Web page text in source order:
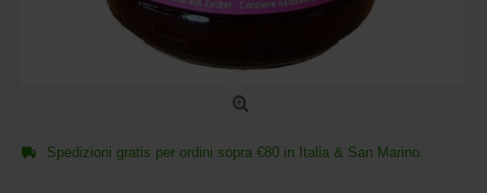
Spedizioni gratis per ordini sopra €80 in Italia & San Marino.